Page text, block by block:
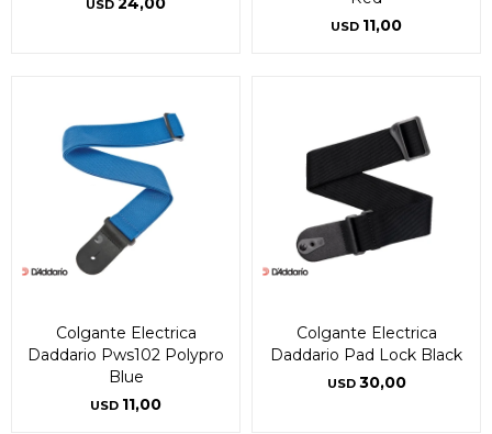
USD
USD 11,00
Colgante Electrica
Daddario Pws102 Polypro
Blue
USD 11,00
Colgante Electrica
Daddario Pad Lock Black
USD 30,00